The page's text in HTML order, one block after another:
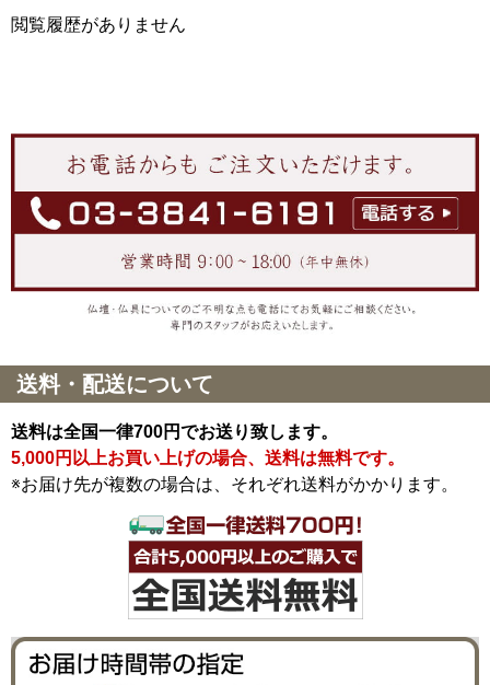
閲覧履歴がありません
送料・配送について
送料は全国一律700円でお送り致します。
5,000円以上お買い上げの場合、送料は無料です。
※お届け先が複数の場合は、それぞれ送料がかかります。